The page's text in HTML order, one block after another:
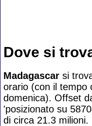
Dove si
Madagascar si
orario (con il tempo
domenica). Offset
'posizionato su
di circa 21.3 milioni.